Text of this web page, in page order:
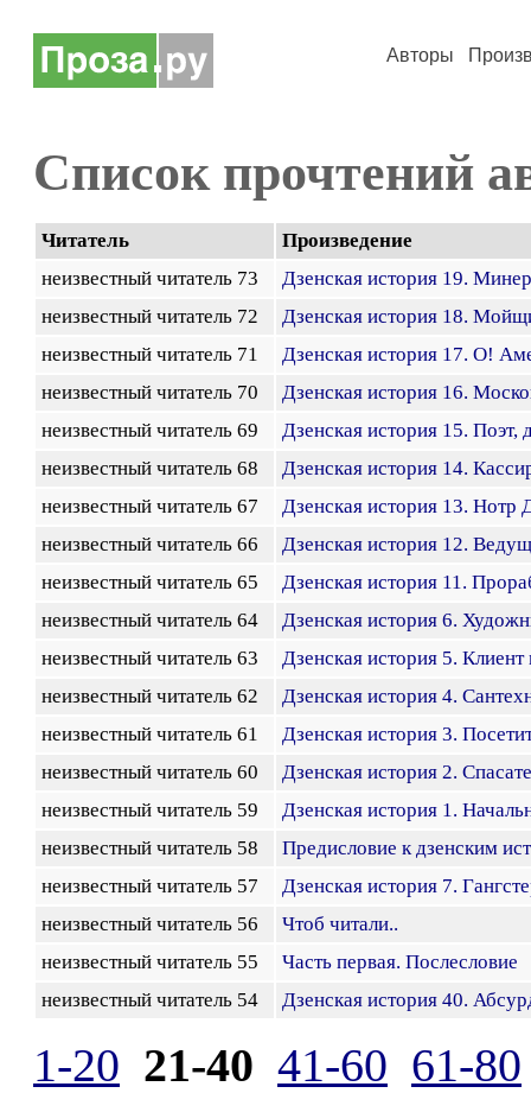
Авторы
Список прочтений
Читатель
Произведение
неизвестный читатель 73
Дзенская история 19.
неизвестный читатель 72
Дзенская история 18.
неизвестный читатель 71
Дзенская история 17. О!
неизвестный читатель 70
Дзенская история 16.
неизвестный читатель 69
Дзенская история 15. Поэт,
неизвестный читатель 68
Дзенская история 14.
неизвестный читатель 67
Дзенская история 13. Нотр
неизвестный читатель 66
Дзенская история 12.
неизвестный читатель 65
Дзенская история 11.
неизвестный читатель 64
Дзенская история 6.
неизвестный читатель 63
Дзенская история 5. Клиент
неизвестный читатель 62
Дзенская история 4.
неизвестный читатель 61
Дзенская история 3.
неизвестный читатель 60
Дзенская история 2.
неизвестный читатель 59
Дзенская история 1.
неизвестный читатель 58
Предисловие к дзенским
неизвестный читатель 57
Дзенская история 7.
неизвестный читатель 56
Чтоб читали..
неизвестный читатель 55
Часть первая. Послесловие
неизвестный читатель 54
Дзенская история 40.
1-20 21-40 41-60 61-80